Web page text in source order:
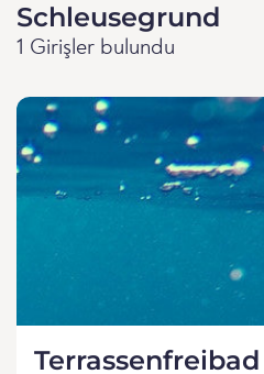
Schleusegrund
1 Girişler bulundu
Terrassenfreibad